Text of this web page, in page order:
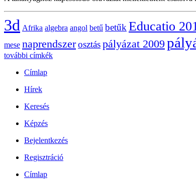
3d Afrika algebra angol betű betűk Educatio
mese naprendszerosztáspályázat 2009
további címkék
Címlap
Hírek
Keresés
Képzés
Bejelentkezés
Regisztráció
Címlap